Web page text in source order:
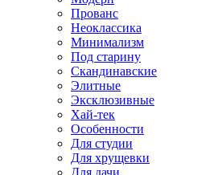
Прованс
Неоклассика
Минимализм
Под старину
Скандинавские
Элитные
Эксклюзивные
Хай-тек
Особенности
Для студии
Для хрущевки
Для дачи